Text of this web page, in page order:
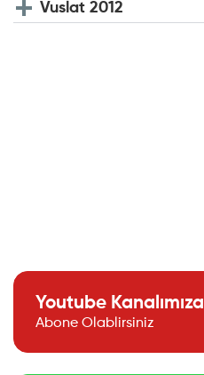
Vuslat 2012
Youtube Kanalımıza
Abone Olablirsiniz